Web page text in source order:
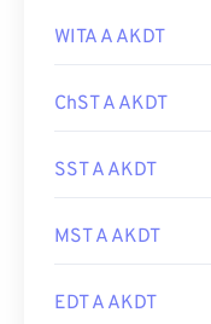
WITA A AKDT
ChST A AKDT
SST A AKDT
MST A AKDT
EDT A AKDT